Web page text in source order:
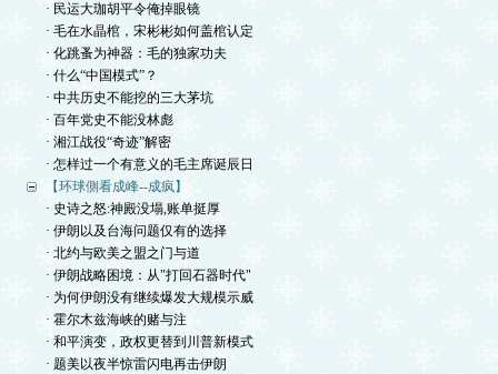
· 民运大珈胡平令俺掉眼镜
· 毛在水晶棺，宋彬彬如何盖棺认定
· 化跳蚤为神器：毛的独家功夫
· 什么“中国模式”？
· 中共历史不能挖的三大茅坑
· 百年党史不能没林彪
· 湘江战役“奇迹”解密
· 怎样过一个有意义的毛主席诞辰日
【环球側看成峰--成疯】
· 史诗之怒:神殿没塌,账单挺厚
· 伊朗以及台海问题仅有的选择
· 北约与欧美之盟之门与道
· 伊朗战略困境：从"打回石器时代"
· 为何伊朗没有继续爆发大规模示威
· 霍尔木兹海峡的赌与注
· 和平演变，政权更替到川普新模式
· 题美以夜半惊雷闪电再击伊朗